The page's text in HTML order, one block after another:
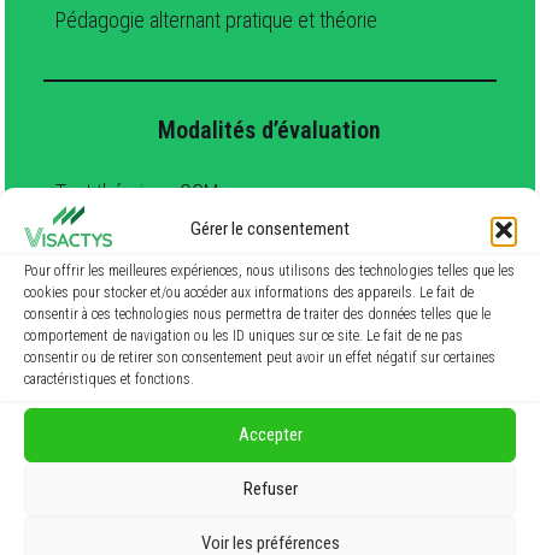
Gérer le consentement
Pour offrir les meilleures expériences, nous utilisons des technologies telles que les
cookies pour stocker et/ou accéder aux informations des appareils. Le fait de
consentir à ces technologies nous permettra de traiter des données telles que le
comportement de navigation ou les ID uniques sur ce site. Le fait de ne pas
consentir ou de retirer son consentement peut avoir un effet négatif sur certaines
caractéristiques et fonctions.
Accepter
Refuser
Voir les préférences
Pédagogie alternant pratique et théorie
Modalités d’évaluation
Test théorique QCM
Test pratique
Délai d’accès à la formation
Visactys.vous proposera des dates
possible en fonction de vos disponibilités et de